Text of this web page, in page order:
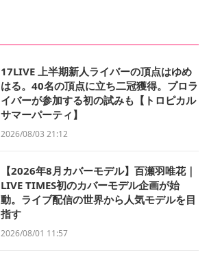
17LIVE 上半期新人ライバーの頂点はゆめ
はる。40名の頂点に立ち二冠獲得。プロラ
イバーが参加する初の試みも【トロピカル
サマーパーティ】
2026/08/03 21:12
【2026年8月カバーモデル】百瀬羽唯花｜
LIVE TIMES初のカバーモデル企画が始
動。ライブ配信の世界から人気モデルを目
指す
2026/08/01 11:57